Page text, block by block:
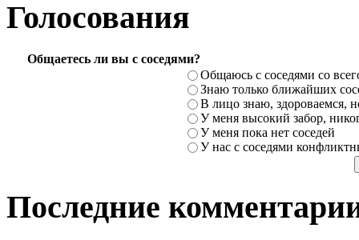
Голосования
Общаетесь ли вы с соседями?
Общаюсь с соседями со
Знаю только ближайших
В лицо знаю, здороваемся,
У меня высокий забор,
У меня пока нет соседей
У нас с соседями
Последние